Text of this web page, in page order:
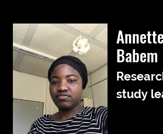
Babem
study